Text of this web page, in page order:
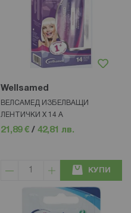
Wellsamed
ВЕЛСАМЕД ИЗБЕЛВАЩИ
ЛЕНТИЧКИ Х 14 А
21,89 € / 42,81 лв.
КУПИ